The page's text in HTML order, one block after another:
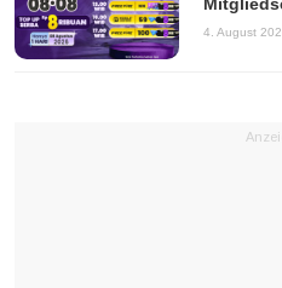
4. August